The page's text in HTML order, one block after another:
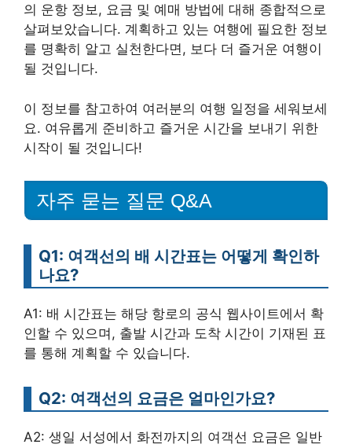
의 운항 정보, 요금 및 예매 방법에 대해 종합적으로
살펴보았습니다. 계획하고 있는 여행에 필요한 정보
를 명확히 알고 실천한다면, 보다 더 즐거운 여행이
될 것입니다.
이 정보를 참고하여 여러분의 여행 일정을 세워보세
요. 여유롭게 준비하고 즐거운 시간을 보내기 위한
시작이 될 것입니다!
자주 묻는 질문 Q&A
Q1: 여객선의 배 시간표는 어떻게 확인하
나요?
A1: 배 시간표는 해당 항로의 공식 웹사이트에서 확
인할 수 있으며, 출발 시간과 도착 시간이 기재된 표
를 통해 계획할 수 있습니다.
Q2: 여객선의 요금은 얼마인가요?
A2: 생일 서성에서 화전까지의 여객선 요금은 일반